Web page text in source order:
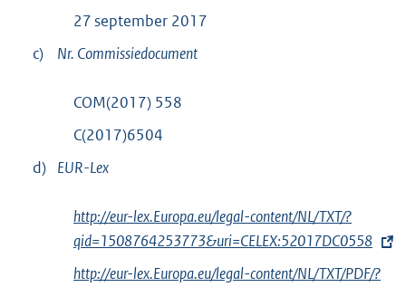
27 september 2017
c)
Nr. Commissiedocument
COM(2017) 558
C(2017)6504
d) EUR-Lex
E
x
t
http://eur-lex.Europa.eu/legal-content/NL/TXT/?
qid=1508764253773&uri=CELEX:52017DC0558
E
http://eur-lex.Europa.eu/legal-content/NL/TXT/PDF/?